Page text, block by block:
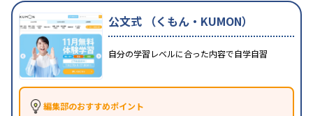
公文式 （くもん・KUMON）
自分の学習レベルに合った内容で自学自習
編集部のおすすめポイント